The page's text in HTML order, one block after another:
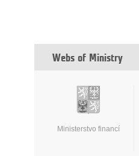
Webs of Ministry
Ministerstvo financí